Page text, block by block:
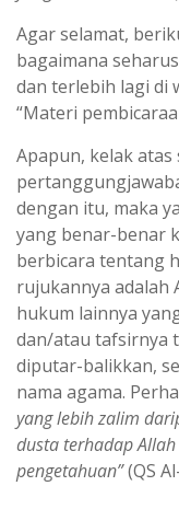
Agar selamat,
bagaimana
dan terlebih lagi di
“Materi
Apapun, kelak
dengan itu, maka
yang benar-benar
berbicara tentang
rujukannya adalah
hukum lainnya
dan/atau tafsirnya
diputar-balikkan,
nama agama.
yang lebih zalim
dusta terhadap
pengetahuan”(QS